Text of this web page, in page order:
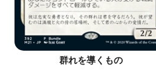
群れを導くもの